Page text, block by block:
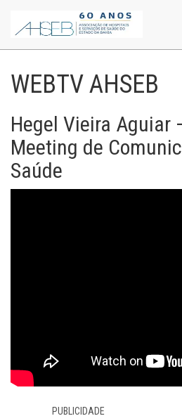
WEBTV AHSEB
Hegel Vieira Aguiar
Meeting de
Saúde
PUBLICIDADE